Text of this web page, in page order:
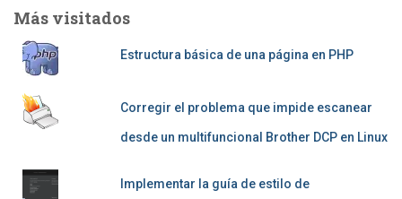
Más visitados
Estructura básica de una página en PHP
Corregir el problema que impide escanear
desde un multifuncional Brother DCP en Linux
Implementar la guía de estilo de